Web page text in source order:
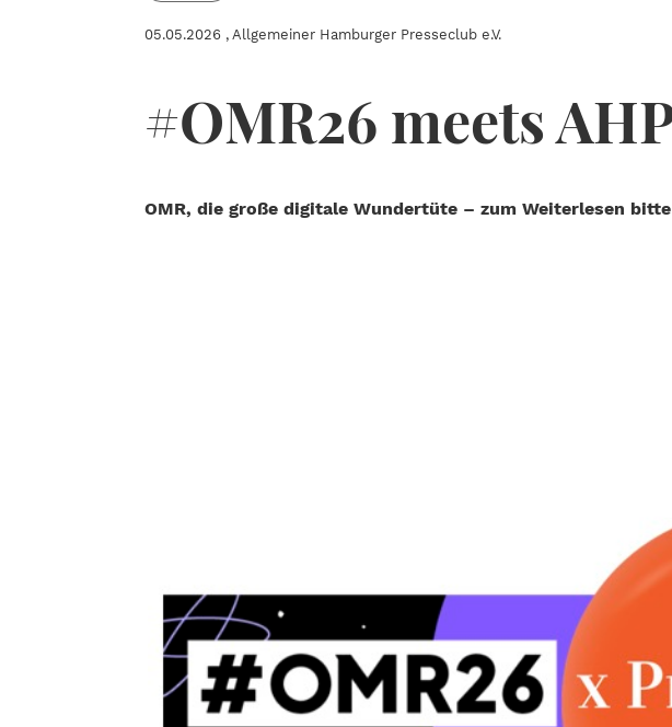
05.05.2026 , Allgemeiner Hamburger Presseclub e.V.
#OMR26 meets
OMR, die große digitale Wundertüte – zum Weiterlesen